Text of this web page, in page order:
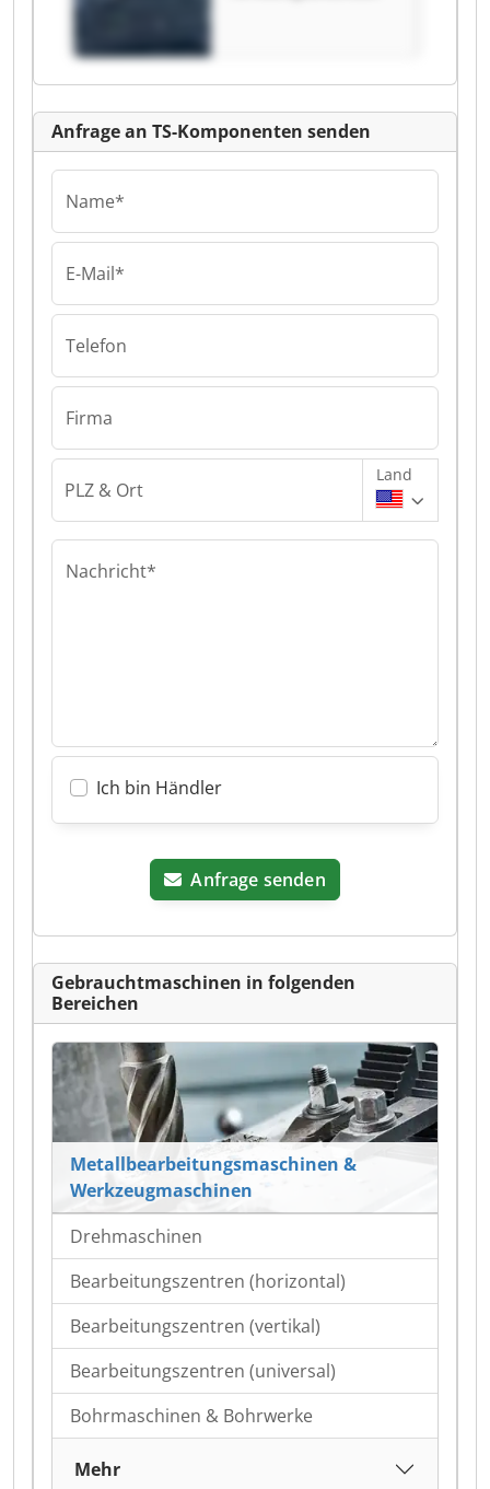
Anfrage an TS-Komponenten senden
Name*
E-Mail*
Telefon
Firma
PLZ & Ort
Land
Nachricht*
Ich bin Händler
Anfrage senden
Gebrauchtmaschinen in folgenden
Bereichen
Metallbearbeitungsmaschinen &
Werkzeugmaschinen
Drehmaschinen
Bearbeitungszentren (horizontal)
Bearbeitungszentren (vertikal)
Bearbeitungszentren (universal)
Bohrmaschinen & Bohrwerke
Mehr